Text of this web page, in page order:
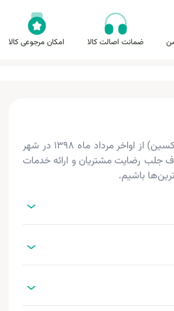
ضمانت اصالت کالا امکان مرجوعی کالا
داروخانه دکتر زرگری (داروخانه اکسین) از اواخر مرداد ماه ۱۳۹۸ در شهر
جلب رضایت مشتریان و ارائه خدمات
باشیم.